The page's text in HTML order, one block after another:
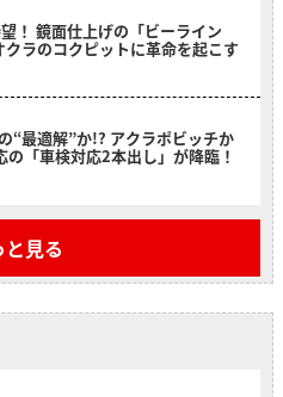
！ 鏡面仕上げの「ビーライン
ラのコクピットに革命を起こす
“最適解”か!? アクラポビッチか
「車検対応2本出し」が降臨！
と見る